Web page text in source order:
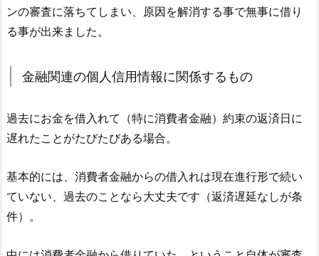
ンの審査に落ちてしまい、原因を解消する事で無事に借り
る事が出来ました。
金融関連の個人信用情報に関係するもの
過去にお金を借入れて（特に消費者金融）約束の返済日に
遅れたことがたびたびある場合。
基本的には、消費者金融からの借入れは現在進行形で続い
ていない、過去のことなら大丈夫です（返済遅延なしが条
件）。